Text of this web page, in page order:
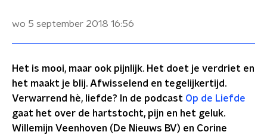
wo 5 september 2018 16:56
Het is mooi, maar ook pijnlijk. Het doet je verdriet en
het maakt je blij. Afwisselend en tegelijkertijd.
Verwarrend hè, liefde? In de podcast Op de Liefde
gaat het over de hartstocht, pijn en het geluk.
Willemijn Veenhoven (De Nieuws BV) en Corine